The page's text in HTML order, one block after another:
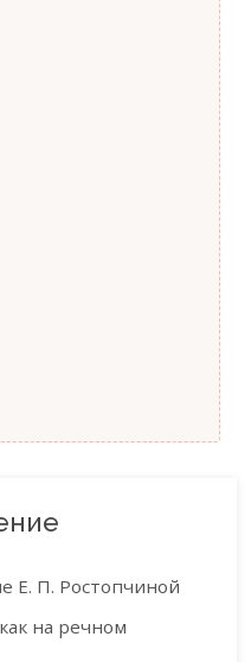
Е. П. Ростопчиной
на речном